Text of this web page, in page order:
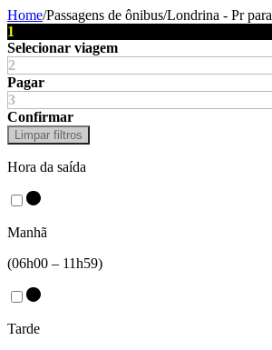
Home/Passagens de ônibus/Londrina - Prpara
1
Selecionar viagem
2
Pagar
3
Confirmar
Limpar filtros
Hora da saída
Manhã
(06h00 – 11h59)
Tarde